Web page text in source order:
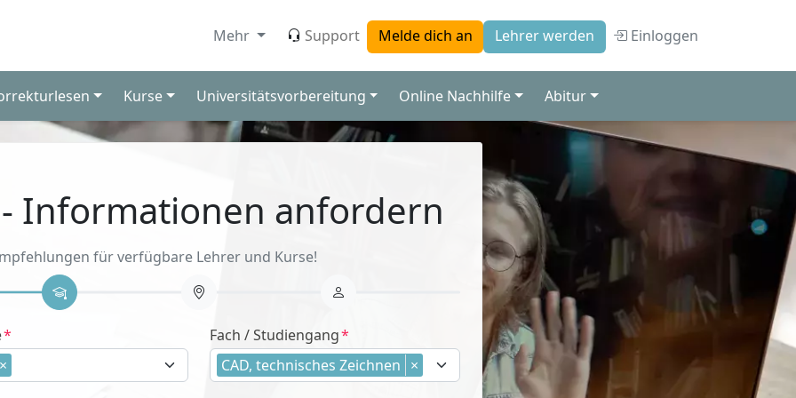
Mehr Support Melde dich an Lehrer werden Einloggen
Kurse Universitätsvorbereitung Online Nachhilfe Abitur
Informationen anfordern
für verfügbare Lehrer und Kurse!
×
Fach / Studiengang
CAD, technisches Zeichnen ×